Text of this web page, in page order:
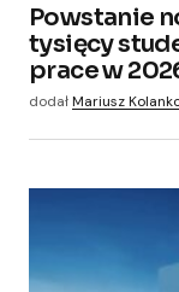
Powstanie
tysięcy
prace w
dodałMariusz